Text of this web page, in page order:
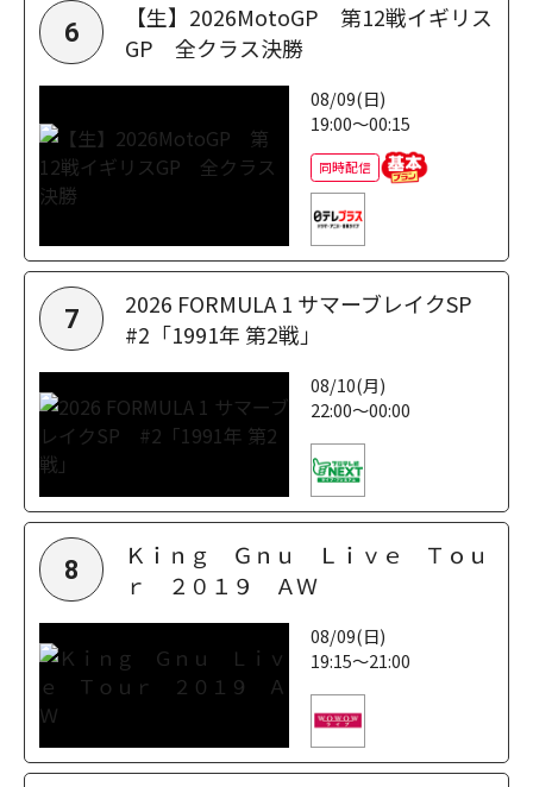
6
【生】2026MotoGP 第12戦イギリス
GP 全クラス決勝
08/09(日)
19:00～00:15
同時配信
7
2026 FORMULA 1 サマーブレイクSP
#2「1991年 第2戦」
08/10(月)
22:00～00:00
8
Ｋｉｎｇ Ｇｎｕ Ｌｉｖｅ Ｔｏｕ
ｒ ２０１９ ＡＷ
08/09(日)
19:15～21:00